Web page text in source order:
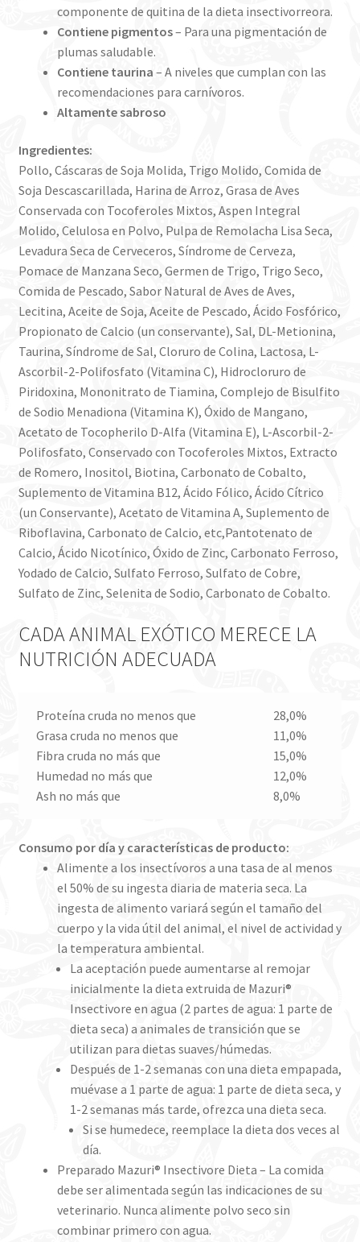
componente de quitina de la dieta insectivorreora.
Contiene pigmentos– Para una pigmentación de
plumas saludable.
Contiene taurina – A niveles que cumplan con las
recomendaciones para carnívoros.
Altamente sabroso
Ingredientes:
Pollo, Cáscaras de Soja Molida, Trigo Molido, Comida de
Soja Descascarillada, Harina de Arroz, Grasa de Aves
Conservada con Tocoferoles Mixtos, Aspen Integral
Molido, Celulosa en Polvo, Pulpa de Remolacha Lisa Seca,
Levadura Seca de Cerveceros, Síndrome de Cerveza,
Pomace de Manzana Seco, Germen de Trigo, Trigo Seco,
Comida de Pescado, Sabor Natural de Aves de Aves,
Lecitina, Aceite de Soja, Aceite de Pescado, Ácido Fosfórico,
Propionato de Calcio (un conservante), Sal, DL-Metionina,
Taurina, Síndrome de Sal, Cloruro de Colina, Lactosa, L-
Ascorbil-2-Polifosfato (Vitamina C), Hidrocloruro de
Piridoxina, Mononitrato de Tiamina, Complejo de Bisulfito
de Sodio Menadiona (Vitamina K), Óxido de Mangano,
Acetato de Tocopherilo D-Alfa (Vitamina E), L-Ascorbil-2-
Polifosfato, Conservado con Tocoferoles Mixtos, Extracto
de Romero, Inositol, Biotina, Carbonato de Cobalto,
Suplemento de Vitamina B12, Ácido Fólico, Ácido Cítrico
(un Conservante), Acetato de Vitamina A, Suplemento de
Riboflavina, Carbonato de Calcio, etc,Pantotenato de
Calcio, Ácido Nicotínico, Óxido de Zinc, Carbonato Ferroso,
Yodado de Calcio, Sulfato Ferroso, Sulfato de Cobre,
Sulfato de Zinc, Selenita de Sodio, Carbonato de Cobalto.
CADA ANIMAL EXÓTICO MERECE LA
NUTRICIÓN ADECUADA
Proteína cruda no menos que
Grasa cruda no menos que
Fibra cruda no más que
Humedad no más que
Ash no más que
28,0%
11,0%
15,0%
12,0%
8,0%
Consumo por día y características de producto:
Alimente a los insectívoros a una tasa de al menos
el 50% de su ingesta diaria de materia seca. La
ingesta de alimento variará según el tamaño del
cuerpo y la vida útil del animal, el nivel de actividad y
la temperatura ambiental.
La aceptación puede aumentarse al remojar
inicialmente la dieta extruida de Mazuri®
Insectivore en agua (2 partes de agua: 1 parte de
dieta seca) a animales de transición que se
utilizan para dietas suaves/húmedas.
Después de 1-2 semanas con una dieta empapada,
muévase a 1 parte de agua: 1 parte de dieta seca, y
1-2 semanas más tarde, ofrezca una dieta seca.
Si se humedece, reemplace la dieta dos veces al
día.
Preparado Mazuri® Insectivore Dieta – La comida
debe ser alimentada según las indicaciones de su
veterinario. Nunca alimente polvo seco sin
combinar primero con agua.